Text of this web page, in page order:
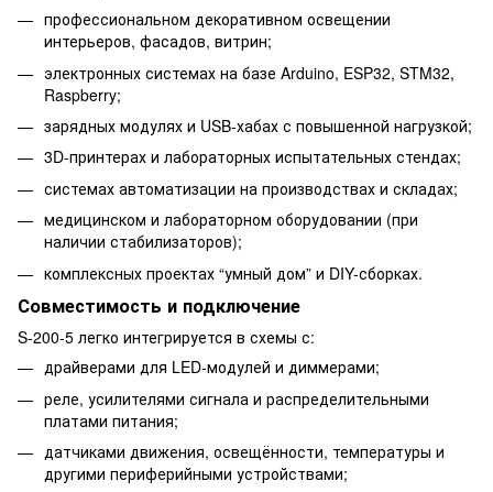
профессиональном декоративном освещении
интерьеров, фасадов, витрин;
электронных системах на базе Arduino, ESP32, STM32,
Raspberry;
зарядных модулях и USB-хабах с повышенной нагрузкой;
3D-принтерах и лабораторных испытательных стендах;
системах автоматизации на производствах и складах;
медицинском и лабораторном оборудовании (при
наличии стабилизаторов);
комплексных проектах “умный дом” и DIY-сборках.
Совместимость и подключение
S-200-5 легко интегрируется в схемы с:
драйверами для LED-модулей и диммерами;
реле, усилителями сигнала и распределительными
платами питания;
датчиками движения, освещённости, температуры и
другими периферийными устройствами;